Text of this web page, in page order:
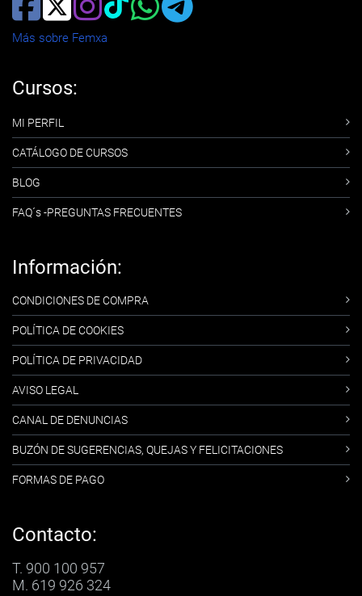
Más sobre Femxa
Cursos:
MI PERFIL
CATÁLOGO DE CURSOS
BLOG
FAQ´s -PREGUNTAS FRECUENTES
Información:
CONDICIONES DE COMPRA
POLÍTICA DE COOKIES
POLÍTICA DE PRIVACIDAD
AVISO LEGAL
CANAL DE DENUNCIAS
BUZÓN DE SUGERENCIAS, QUEJAS Y FELICITACIONES
FORMAS DE PAGO
Contacto:
T. 900 100 957
M. 619 926 324